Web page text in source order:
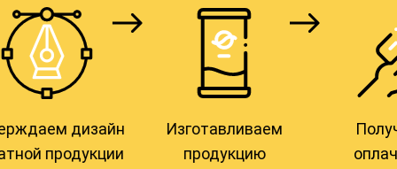
дизайн
Изготавливаем
продукцию
Получаете и
оплачиваете